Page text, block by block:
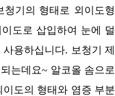
청기의 형태로 외이도형
도로 삽입하여 눈에 덜
사용하십니다. 보청기 제
는데요~ 알코올 솜으로
이도의 형태와 염증 부분